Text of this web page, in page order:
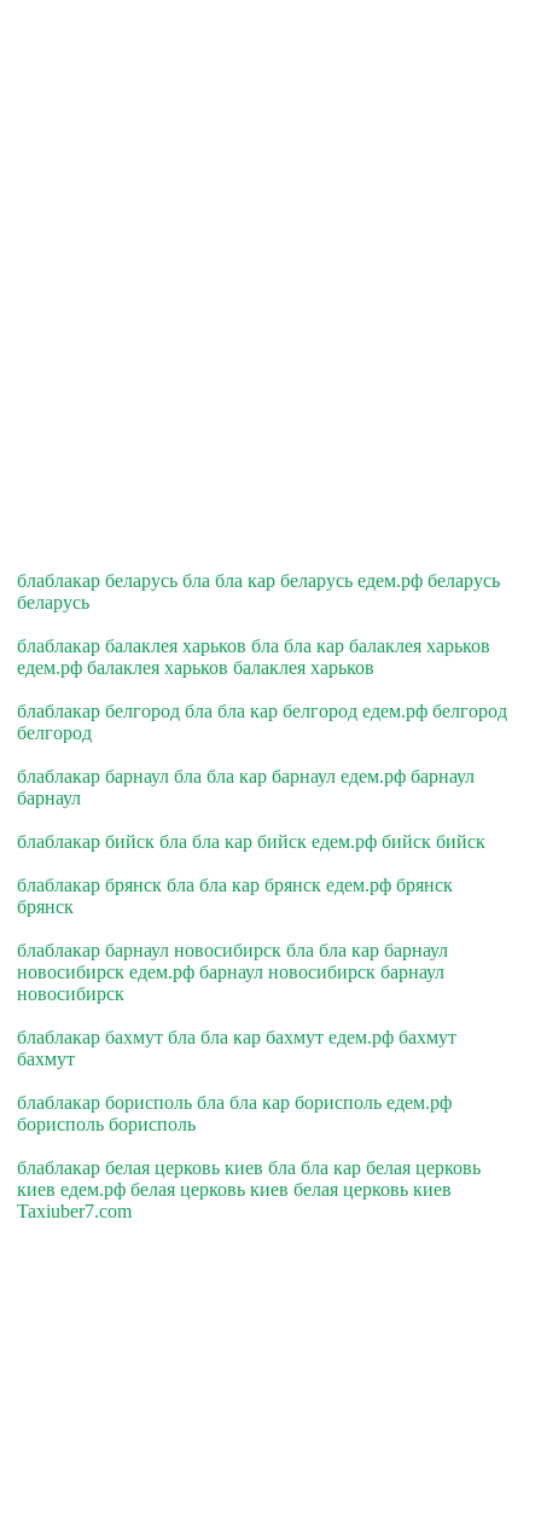
блаблакар беларусь бла бла кар беларусь едем.рф беларусь
беларусь
блаблакар балаклея харьков бла бла кар балаклея харьков
едем.рф балаклея харьков балаклея харьков
блаблакар белгород бла бла кар белгород едем.рф белгород
белгород
блаблакар барнаул бла бла кар барнаул едем.рф барнаул
барнаул
блаблакар бийск бла бла кар бийск едем.рф бийск бийск
блаблакар брянск бла бла кар брянск едем.рф брянск
брянск
блаблакар барнаул новосибирск бла бла кар барнаул
новосибирск едем.рф барнаул новосибирск барнаул
новосибирск
блаблакар бахмут бла бла кар бахмут едем.рф бахмут
бахмут
блаблакар борисполь бла бла кар борисполь едем.рф
борисполь борисполь
блаблакар белая церковь киев бла бла кар белая церковь
киев едем.рф белая церковь киев белая церковь киев
Taxiuber7.com